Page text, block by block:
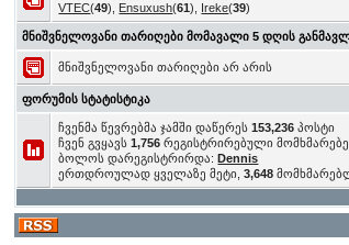
VTEC(49), Ensuxush(61), Ireke(39)
მნიშვნელოვანი თარიღები მომავალი 5 დღის
მნიშვნელოვანი თარიღები არ არის
ფორუმის სტატისტიკა
ჩვენმა წევრებმა ჯამში დაწერეს153,236 პოსტი
ჩვენ გვყავს1,756 რეგისტრირებული
ბოლოს დარეგისტრირდა:Dennis
ერთდროულად ყველაზე მეტი,3,648